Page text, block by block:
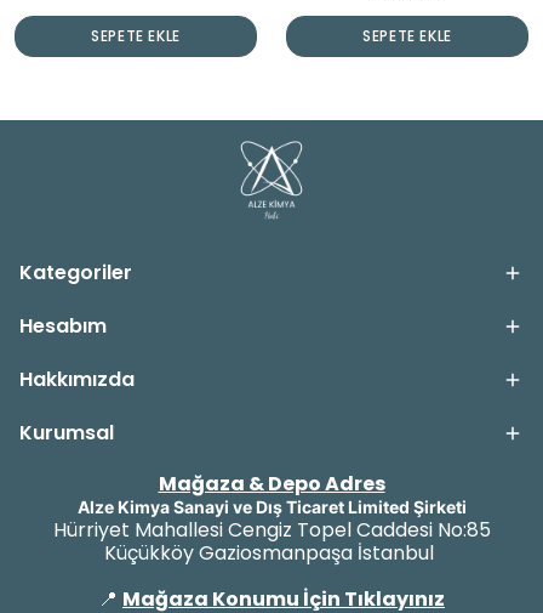
SEPETE EKLE SEPETE EKLE
Kategoriler
Hesabım
Hakkımızda
Kurumsal
Mağaza & Depo Adres
Alze Kimya Sanayi ve Dış Ticaret Limited Şirketi
Hürriyet Mahallesi Cengiz Topel Caddesi No:85
Küçükköy Gaziosmanpaşa İstanbul
📍 Mağaza Konumu İçin Tıklayınız